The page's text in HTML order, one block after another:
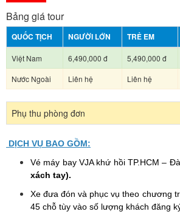
Bảng giá tour
QUỐC TỊCH NGƯỜI LỚN TRẺ EM
Việt Nam 6,490,000 đ 5,490,000 đ
Nước Ngoài
Liên hệ Liên hệ
Phụ thu phòng đơn
DỊCH VỤ BAO GỒM:
Vé máy bay VJA khứ hồi TP.HCM –
xách tay).
Xe đưa đón và phục vụ theo chương
45 chỗ tùy vào số lượng khách đăng